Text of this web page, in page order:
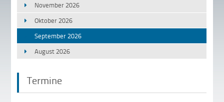
November 2026
Oktober 2026
September 2026
August 2026
Termine